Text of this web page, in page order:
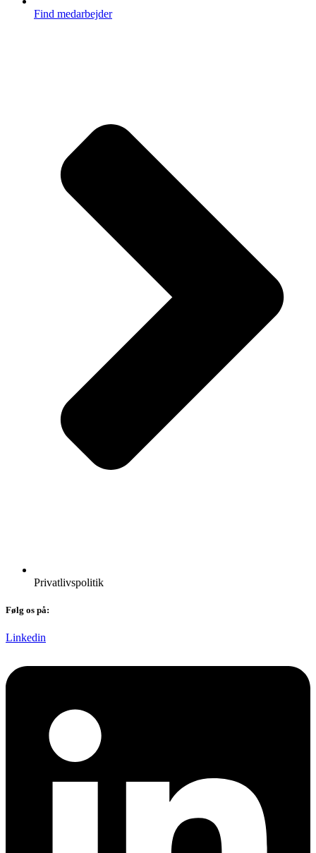
Find medarbejder
Privatlivspolitik
Følg os på:
Linkedin